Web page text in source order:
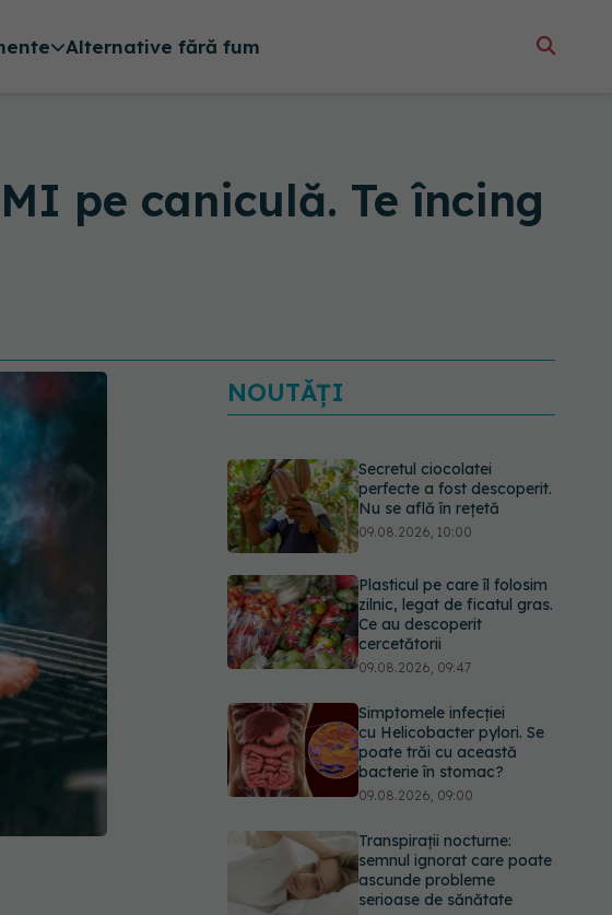
Alternative fără fum
pe caniculă. Te încing
NOUTĂȚI
Secretul ciocolatei
perfecte a fost descoperit.
Nu se află în rețetă
09.08.2026, 10:00
Plasticul pe care îl folosim
zilnic, legat de ficatul gras.
Ce au descoperit
cercetătorii
09.08.2026, 09:47
Simptomele infecției
cu Helicobacter pylori. Se
poate trăi cu această
bacterie în stomac?
09.08.2026, 09:00
Transpirații nocturne:
semnul ignorat care poate
ascunde probleme
serioase de sănătate